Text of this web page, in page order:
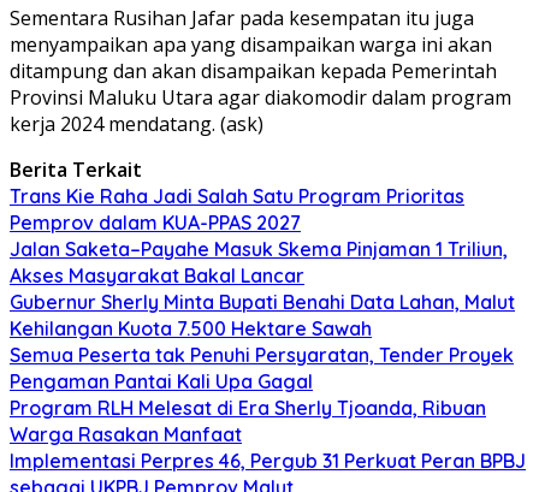
Sementara Rusihan Jafar pada kesempatan itu juga
menyampaikan apa yang disampaikan warga ini akan
ditampung dan akan disampaikan kepada Pemerintah
Provinsi Maluku Utara agar diakomodir dalam program
kerja 2024 mendatang. (ask)
Berita Terkait
Trans Kie Raha Jadi Salah Satu Program Prioritas
Pemprov dalam KUA-PPAS 2027
Jalan Saketa–Payahe Masuk Skema Pinjaman 1 Triliun,
Akses Masyarakat Bakal Lancar
Gubernur Sherly Minta Bupati Benahi Data Lahan, Malut
Kehilangan Kuota 7.500 Hektare Sawah
Semua Peserta tak Penuhi Persyaratan, Tender Proyek
Pengaman Pantai Kali Upa Gagal
Program RLH Melesat di Era Sherly Tjoanda, Ribuan
Warga Rasakan Manfaat
Implementasi Perpres 46, Pergub 31 Perkuat Peran BPBJ
sebagai UKPBJ Pemprov Malut